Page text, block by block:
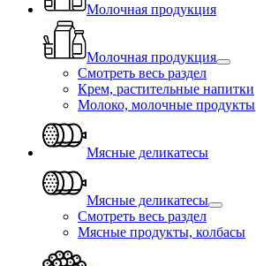
Молочная продукция
Молочная продукция
Смотреть весь раздел
Крем, растительные напитки
Молоко, молочные продукты
Мясные деликатесы
Мясные деликатесы
Смотреть весь раздел
Мясные продукты, колбасы